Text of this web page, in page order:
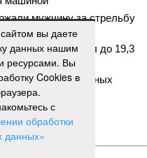
мужчину за стрельбу
подорожал до 19,3
3,9 тысячи земельных
вы даете
данных нашим
ресурсами. Вы
Cookies в
с
обработки
данных»